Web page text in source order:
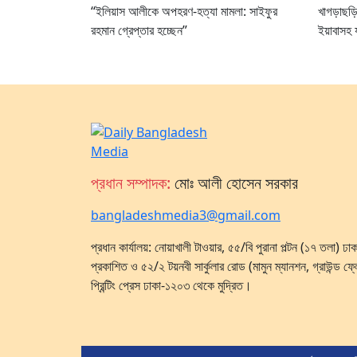
“ইলিয়াস আলীকে অপহরণ-হত্যা মামলা: সাইফুর
রহমান গ্রেপ্তার হচ্ছেন”
প্রধান সম্পাদক: মোঃ আলী হোসেন সরকার
bangladeshmedia3@gmail.com
প্রধান কার্যালয়: নোয়াখালী টাওয়ার, ৫৫/বি পুরানা পল্টন (১৭ তলা)
প্রকাশিত ও ৫২/২ টয়নবী সার্কুলার রোড (মামুন ম্যানশন, গ্রাউন্ড
প্রিন্টিং প্রেস ঢাকা-১২০৩ থেকে মুদ্রিত।